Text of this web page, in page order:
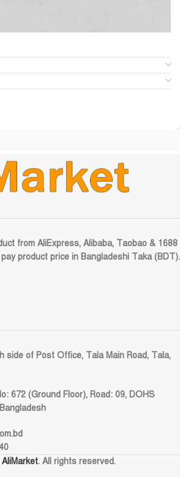
from AliExpress, Alibaba, Taobao & 1688
product price in Bangladeshi Taka (BDT).
side of Post Office, Tala Main Road, Tala,
672 (Ground Floor), Road: 09, DOHS
AliMarket. All rights reserved.